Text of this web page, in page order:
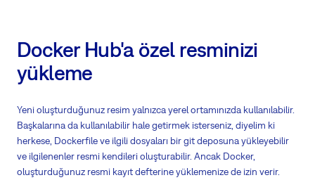
Docker Hub'a özel resminizi
yükleme
Yeni oluşturduğunuz resim yalnızca yerel ortamınızda kullanılabilir.
Başkalarına da kullanılabilir hale getirmek isterseniz, diyelim ki
herkese, Dockerfile ve ilgili dosyaları bir git deposuna yükleyebilir
ve ilgilenenler resmi kendileri oluşturabilir. Ancak Docker,
oluşturduğunuz resmi kayıt defterine yüklemenize de izin verir.